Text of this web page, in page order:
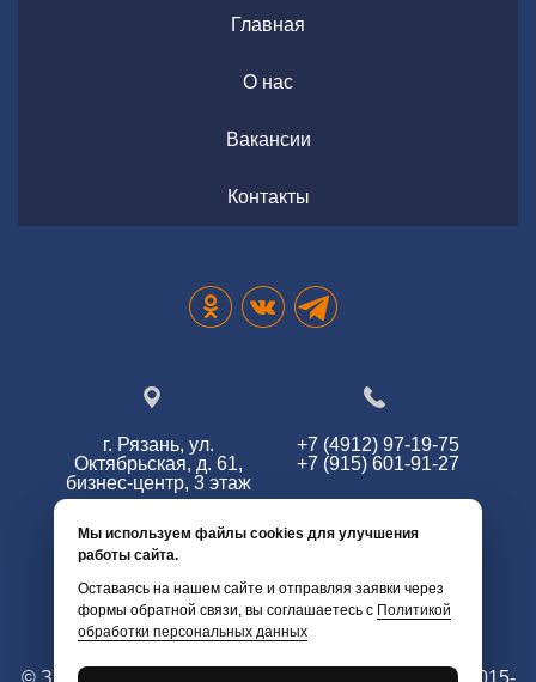
Главная
О нас
Вакансии
Контакты
г. Рязань, ул.
Октябрьская, д. 61,
бизнес-центр, 3 этаж
+7 (4912) 97-19-75
+7 (915) 601-91-27
info@zg62.ru
© Змей Горыныч. Все права защищены. г. Рязань 2015-
Мы используем файлы cookies для улучшения
работы сайта.
Оставаясь на нашем сайте и отправляя заявки через
формы обратной связи, вы соглашаетесь с Политикой
обработки персональных данных